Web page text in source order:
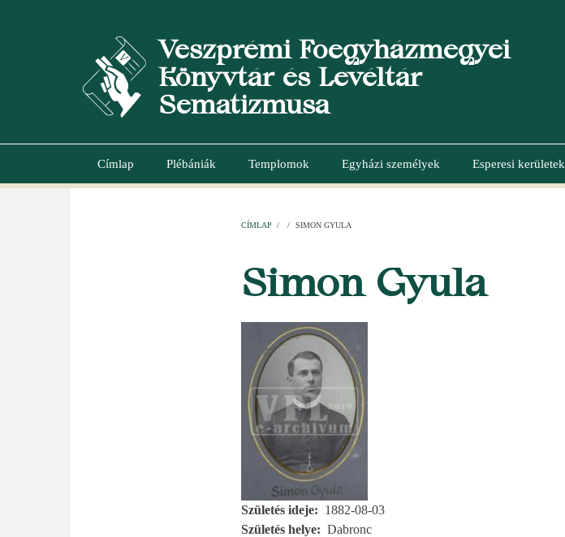
Veszprémi Főegyházmegyei
Könyvtár és Levéltár
Sematizmusa
Main
Címlap Plébániák Templomok Egyházi személyek Esperesi kerületek
CÍMLAP / / SIMON GYULA
Simon Gyula
Születés ideje
1882-08-03
Születés helye
Dabronc